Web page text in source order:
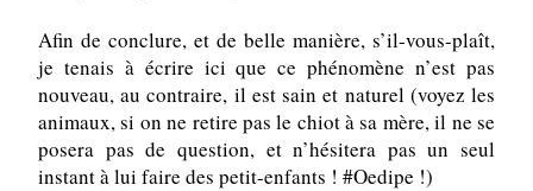
Afin de conclure, et de belle manière, s’il-vous-plaît,
je tenais à écrire ici que ce phénomène n’est pas
nouveau, au contraire, il est sain et naturel (voyez les
animaux, si on ne retire pas le chiot à sa mère, il ne se
posera pas de question, et n’hésitera pas un seul
instant à lui faire des petit-enfants ! #Oedipe !)